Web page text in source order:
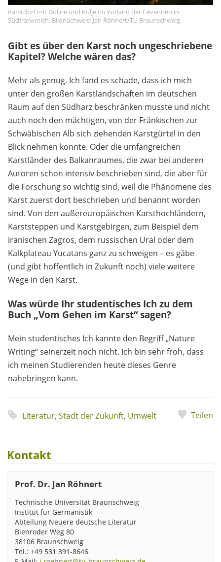
Karstdorf mit Doline und Polje im Vorland der Cévennen in
Südfrankreich. Bildnachweis: Jan Röhnert/TU Braunschweig
Gibt es über den Karst noch ungeschriebene
Kapitel? Welche wären das?
Mehr als genug. Ich fand es schade, dass ich mich
unter den großen Karstlandschaften im deutschen
Raum auf den Südharz beschränken musste und nicht
auch noch den mächtigen, von der Fränkischen zur
Schwäbischen Alb sich ziehenden Karstgürtel in den
Blick nehmen konnte. Oder die umfangreichen
Karstländer des Balkanraumes, die zwar bei anderen
Autoren schon intensiv beschrieben sind, die aber für
die Forschung so wichtig sind, weil die Phänomene des
Karst zuerst dort beschrieben und benannt worden
sind. Von den außereuropäischen Karsthochländern,
Karststeppen und Karstgebirgen, zum Beispiel dem
iranischen Zagros, dem russischen Ural oder dem
Kalkplateau Yucatans ganz zu schweigen – es gäbe
(und gibt hoffentlich in Zukunft noch) viele weitere
Wege in den Karst.
Was würde Ihr studentisches Ich zu dem
Buch „Vom Gehen im Karst“ sagen?
Mein studentisches Ich kannte den Begriff „Nature
Writing“ seinerzeit noch nicht. Ich bin sehr froh, dass
ich meinen Studierenden heute dieses Genre
nahebringen kann.
Literatur, Stadt der Zukunft, Umwelt Teilen
Kontakt
Prof. Dr. Jan Röhnert
Technische Universität Braunschweig
Institut für Germanistik
Abteilung Neuere deutsche Literatur
Bienroder Weg 80
38106 Braunschweig
Tel.: +49 531 391-8646